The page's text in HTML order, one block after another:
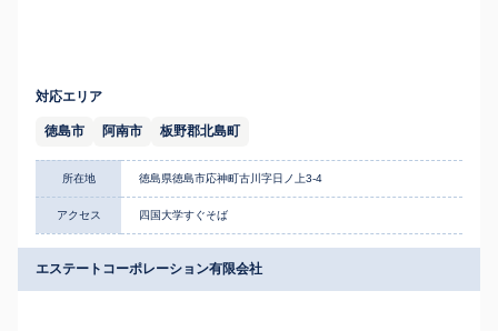
対応エリア
徳島市 阿南市 板野郡北島町
所在地 徳島県徳島市応神町古川字日ノ上3-4
アクセス 四国大学すぐそば
エステートコーポレーション有限会社